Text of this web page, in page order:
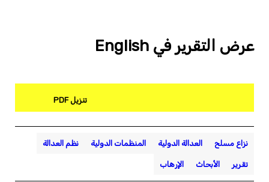
عرض التقرير في English
تنزيل PDF
نزاع مسلح العدالة الدولية المنظمات الدولية نظم العدالة
تقرير الأبحاث الإرهاب